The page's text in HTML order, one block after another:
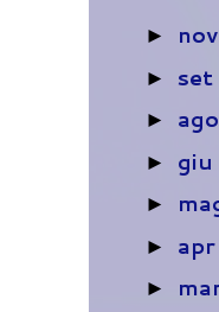
► nov
► set
► ago
► giu
►
► apr
►